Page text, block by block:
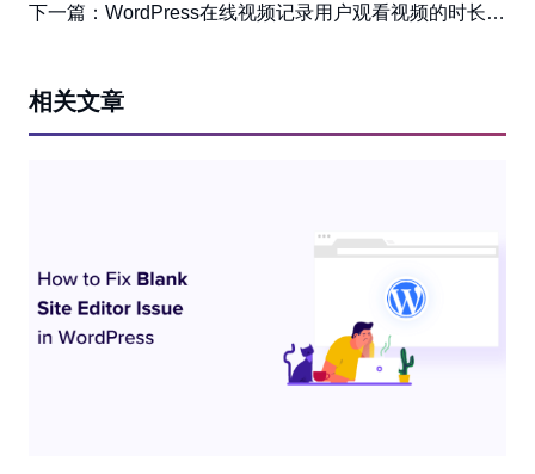
下一篇： WordPress在线视频记录用户观看视频的时长的思路
相关文章